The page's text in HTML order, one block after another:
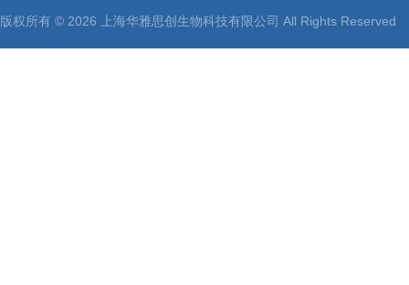
版权所有 © 2026 上海华雅思创生物科技有限公司 All Rights